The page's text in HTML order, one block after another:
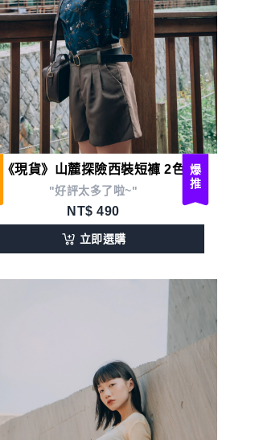
爆推
《現貨》山麓探險西裝短褲 2色
"好評太多了啦~"
NT$ 490
立即選購